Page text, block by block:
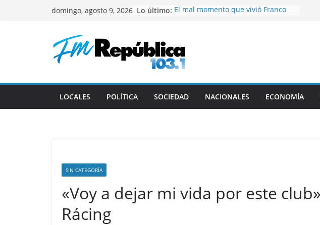
domingo, agosto 9, 2026 Lo último: El mal momento que vivió Franco
Milei vuelve al país tras los viajes a
Ecuador y Colombia
Comienza la cuarta fecha del
Torneo Clausura
deportistas catamarqueños
LOCALES POLÍTICA SOCIEDAD NACIONALES ECONOMÍA
SIN CATEGORÍA
«Voy a dejar mi vida por este
Rácing